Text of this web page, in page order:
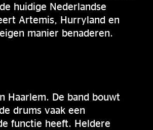
huidige Nederlandse
Artemis, Hurryland en
manier benaderen.
Haarlem. De band bouwt
drums vaak een
functie heeft. Heldere